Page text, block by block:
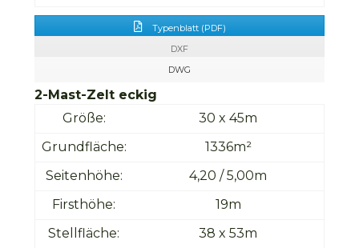
Typenblatt (PDF)
DXF
DWG
2-Mast-Zelt eckig
Größe:
30 x 45m
Grundfläche:
1336m²
Seitenhöhe:
4,20 / 5,00m
Firsthöhe:
19m
Stellfläche:
38 x 53m